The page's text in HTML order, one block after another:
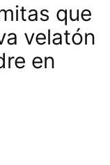
que
velatón
en